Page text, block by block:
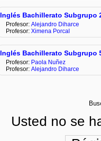
Inglés Bachillerato Subgrupo
Profesor:
Alejandro Diharce
Profesor: Ximena Porcal
Inglés Bachillerato Subgrupo
Profesor: Paola Nuñez
Profesor:
Alejandro Diharce
Usted no se